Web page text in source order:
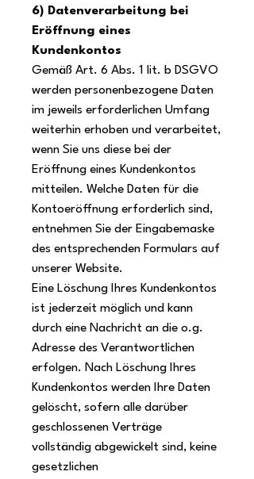
6) Datenverarbeitung bei
Eröffnung eines
Kundenkontos
Gemäß Art. 6 Abs. 1 lit. b DSGVO
werden personenbezogene Daten
im jeweils erforderlichen Umfang
weiterhin erhoben und verarbeitet,
wenn Sie uns diese bei der
Eröffnung eines Kundenkontos
mitteilen. Welche Daten für die
Kontoeröffnung erforderlich sind,
entnehmen Sie der Eingabemaske
des entsprechenden Formulars auf
unserer Website.
Eine Löschung Ihres Kundenkontos
ist jederzeit möglich und kann
durch eine Nachricht an die o.g.
Adresse des Verantwortlichen
erfolgen. Nach Löschung Ihres
Kundenkontos werden Ihre Daten
gelöscht, sofern alle darüber
geschlossenen Verträge
vollständig abgewickelt sind, keine
gesetzlichen